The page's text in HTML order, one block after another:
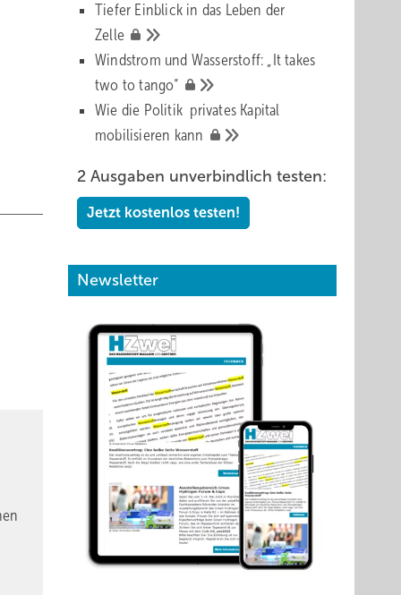
sie
Tiefer Einblick in das Leben der
Zelle
Windstrom und Wasserstoff: „It takes
two totango“
Wie die Politik privates Kapital
mobilisieren kann
2 Ausgaben unverbindlich testen:
Jetzt kostenlos testen!
Newsletter